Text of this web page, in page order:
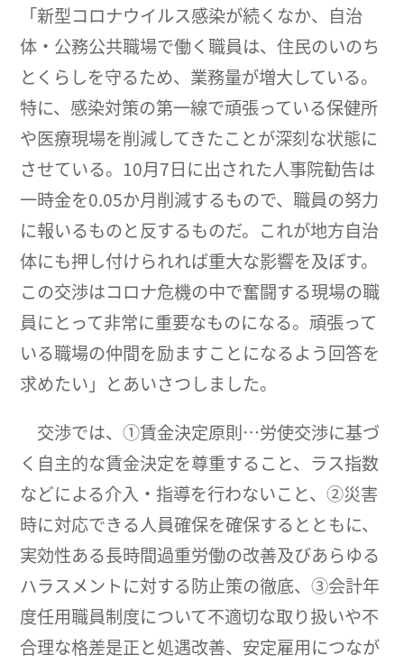
「新型コロナウイルス感染が続くなか、自治
体・公務公共職場で働く職員は、住民のいのち
とくらしを守るため、業務量が増大している。
特に、感染対策の第一線で頑張っている保健所
や医療現場を削減してきたことが深刻な状態に
させている。10月7日に出された人事院勧告は
一時金を0.05か月削減するもので、職員の努力
に報いるものと反するものだ。これが地方自治
体にも押し付けられれば重大な影響を及ぼす。
この交渉はコロナ危機の中で奮闘する現場の職
員にとって非常に重要なものになる。頑張って
いる職場の仲間を励ますことになるよう回答を
求めたい」とあいさつしました。
交渉では、①賃金決定原則…労使交渉に基づ
く自主的な賃金決定を尊重すること、ラス指数
などによる介入・指導を行わないこと、②災害
時に対応できる人員確保を確保するとともに、
実効性ある長時間過重労働の改善及びあらゆる
ハラスメントに対する防止策の徹底、③会計年
度任用職員制度について不適切な取り扱いや不
合理な格差是正と処遇改善、安定雇用につなが